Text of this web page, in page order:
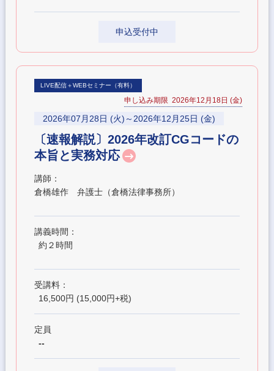
申込受付中
LIVE配信＋WEBセミナー（有料）
申し込み期限 2026年12月18日 (金)
2026年07月28日 (火)～2026年12月25日 (金)
〔速報解説〕2026年改訂CGコードの
本旨と実務対応
講師：
倉橋雄作 弁護士（倉橋法律事務所）
講義時間：
約２時間
受講料：
16,500円 (15,000円+税)
定員
--